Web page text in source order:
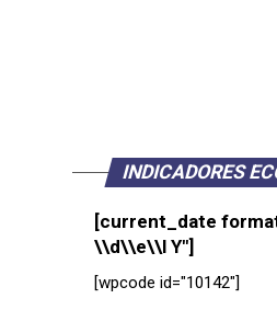
INDICADORES
[current_date
\\d\\e\\l Y"]
[wpcode id="10142"]